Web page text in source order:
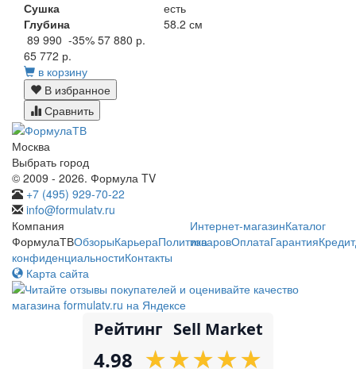
Сушка
есть
Глубина
58.2 см
89 990 -35% 57 880 р.
65 772 р.
в корзину
В избранное
Сравнить
Москва
Выбрать город
© 2009 - 2026. Формула TV
+7 (495) 929-70-22
info@formulatv.ru
Компания
ФормулаТВОбзорыКарьераПолитика
конфиденциальностиКонтакты
Интернет-магазинКаталог
товаровОплатаГарантияКредит
Карта сайта
Рейтинг Sell Market
4.98 ★
★★
★★
★★
★★
★